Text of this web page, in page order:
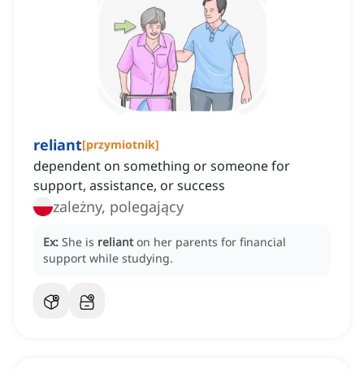
reliant[przymiotnik]
dependent on something or someone for
support, assistance, or success
zależny, polegający
Ex: She is reliant on her parents for financial
support while studying.